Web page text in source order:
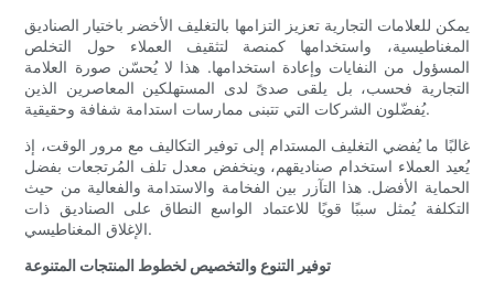
يمكن للعلامات التجارية تعزيز التزامها بالتغليف الأخضر باختيار الصناديق
المغناطيسية، واستخدامها كمنصة لتثقيف العملاء حول التخلص
المسؤول من النفايات وإعادة استخدامها. هذا لا يُحسّن صورة العلامة
التجارية فحسب، بل يلقى صدىً لدى المستهلكين المعاصرين الذين
يُفضّلون الشركات التي تتبنى ممارسات استدامة شفافة وحقيقية.
غالبًا ما يُفضي التغليف المستدام إلى توفير التكاليف مع مرور الوقت، إذ
يُعيد العملاء استخدام صناديقهم، وينخفض ​​معدل تلف المُرتجعات بفضل
الحماية الأفضل. هذا التآزر بين الفخامة والاستدامة والفعالية من حيث
التكلفة يُمثل سببًا قويًا للاعتماد الواسع النطاق على الصناديق ذات
الإغلاق المغناطيسي.
توفير التنوع والتخصيص لخطوط المنتجات المتنوعة